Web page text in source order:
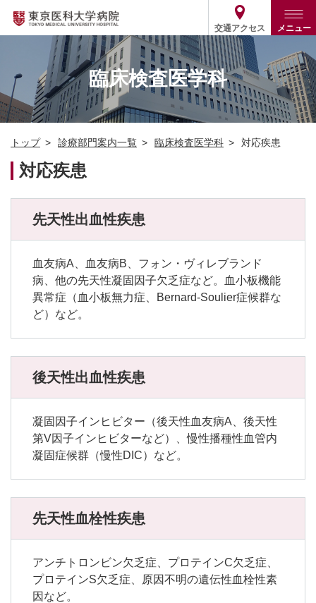
交通アクセス メニュー
トップ
外来・入院案内
外来
入院
患者支援・相談窓口
各種ご案内
診療部門案内
診療部門案内一覧
医師・歯科医師等情報検索
病院案内
基本情報
統計・データ・情報公開
外部評価
医療関係の方
医療連携
その他 03-3342-6111
臨床検査医学科
トップ 診療部門案内一覧 臨床検査医学科 対応疾患
対応疾患
先天性出血性疾患
血友病A、血友病B、フォン・ヴィレブランド
病、他の先天性凝固因子欠乏症など。血小板機能
異常症（血小板無力症、Bernard-Soulier症候群な
ど）など。
後天性出血性疾患
凝固因子インヒビター（後天性血友病A、後天性
第V因子インヒビターなど）、慢性播種性血管内
凝固症候群（慢性DIC）など。
先天性血栓性疾患
アンチトロンビン欠乏症、プロテインC欠乏症、
プロテインS欠乏症、原因不明の遺伝性血栓性素
因など。